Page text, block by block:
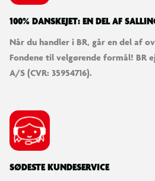
100% DANSKEJET: EN DEL AF
Når du handler i BR, går en del af
Fondene til velgørende formål! BR
A/S (CVR: 35954716).
SØDESTE KUNDESERVICE